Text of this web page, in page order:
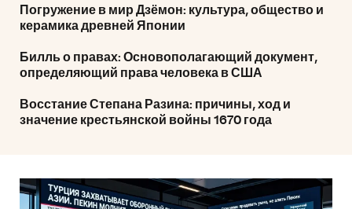
Погружение в мир Дзёмон: культура, общество и
керамика древней Японии
Билль о правах: Основополагающий документ,
определяющий права человека в США
Восстание Степана Разина: причины, ход и
значение крестьянской войны 1670 года